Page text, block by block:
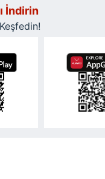
İndirin